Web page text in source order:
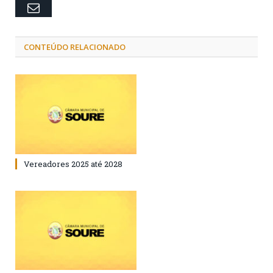
Email
CONTEÚDO RELACIONADO
Vereadores 2025 até 2028